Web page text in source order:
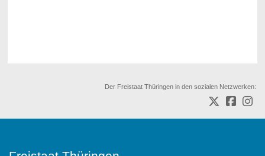
Der Freistaat Thüringen in den sozialen Netzwerken: